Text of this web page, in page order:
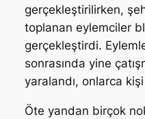
gerçekleştirilirken,
toplanan eylemciler
gerçekleştirdi.
sonrasında yine
yaralandı, onlarca kişi
Öte yandan birçok